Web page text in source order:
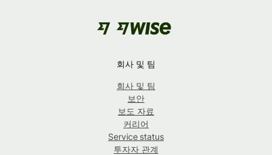
회사 및 팀
회사 및 팀
보안
보도 자료
커리어
Service status
투자자 관계